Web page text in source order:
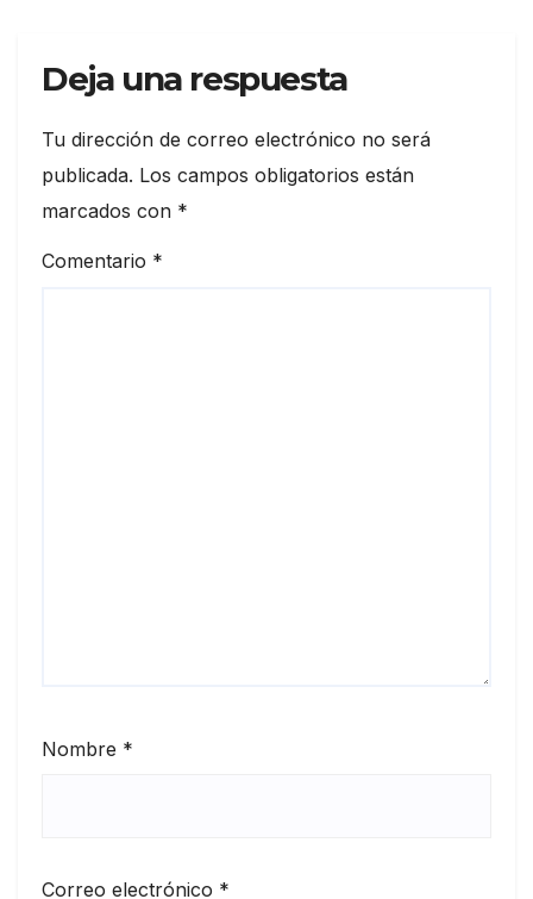
Deja una respuesta
Tu dirección de correo electrónico no será
publicada. Los campos obligatorios están
marcados con *
Comentario *
Nombre *
Correo electrónico *